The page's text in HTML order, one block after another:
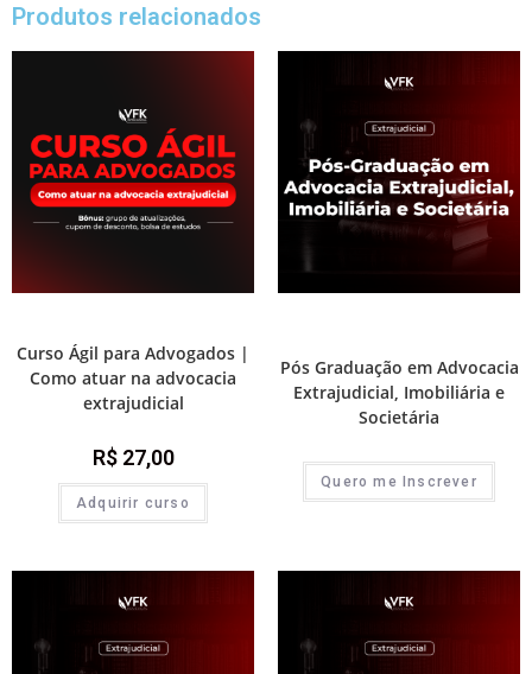
Produtos relacionados
Curso Ágil para Advogados |
Como atuar na advocacia
extrajudicial
R$27,00
Adquirir curso
Pós Graduação em Advocacia
Extrajudicial, Imobiliária e
Societária
Quero me Inscrever